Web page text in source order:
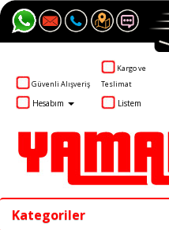
Güvenli Alışveriş
Kargo ve
Teslimat
Hesabım Listem
Kategoriler